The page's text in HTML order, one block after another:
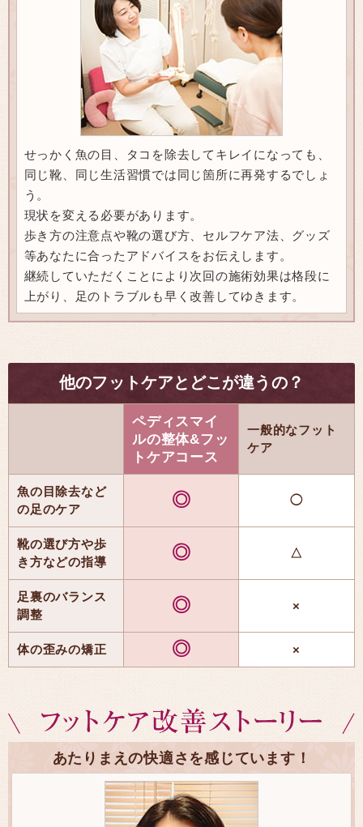
せっかく魚の目、タコを除去してキレイになっても、
同じ靴、同じ生活習慣では同じ箇所に再発するでしょ
う。
現状を変える必要があります。
歩き方の注意点や靴の選び方、セルフケア法、グッズ
等あなたに合ったアドバイスをお伝えします。
継続していただくことにより次回の施術効果は格段に
上がり、足のトラブルも早く改善してゆきます。
他のフットケアとどこが違うの？
ペディスマイ
ルの整体&フッ
トケアコース
一般的なフット
ケア
魚の目除去など
の足のケア
◎ ◯
靴の選び方や歩
き方などの指導
◎ △
足裏のバランス
調整
◎ ×
体の歪みの矯正 ◎ ×
あたりまえの快適さを感じています！